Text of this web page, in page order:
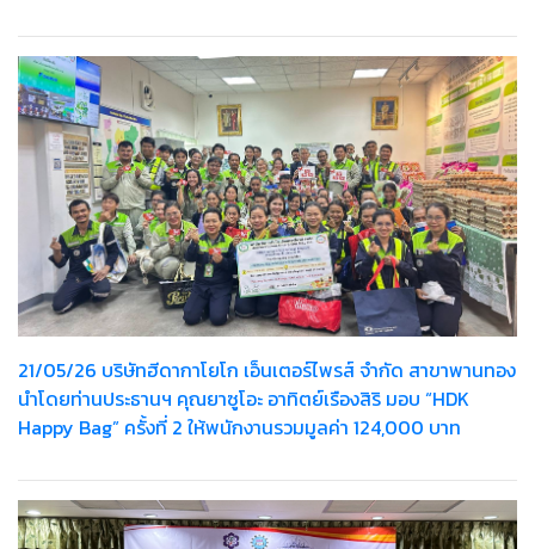
21/05/26 บริษัทฮีดากาโยโก เอ็นเตอร์ไพรส์ จำกัด สาขาพานทอง
นำโดยท่านประธานฯ คุณยาซูโอะ อาทิตย์เรืองสิริ มอบ “HDK
Happy Bag” ครั้งที่ 2 ให้พนักงานรวมมูลค่า 124,000 บาท